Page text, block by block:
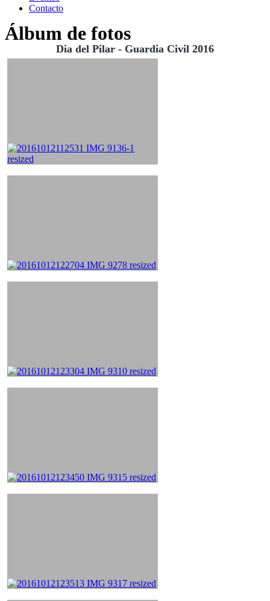
Contacto
Álbum de fotos
Dia del Pilar - Guardia Civil 2016